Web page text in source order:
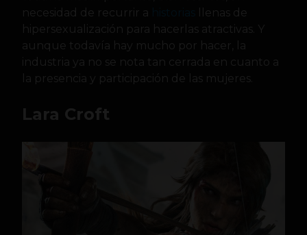
necesidad de recurrir a
llenas de
hipersexualización para hacerlas atractivas. Y
aunque todavía hay mucho por hacer, la
industria ya no se nota tan cerrada en cuanto a
la presencia y participación de las mujeres.
Lara Croft